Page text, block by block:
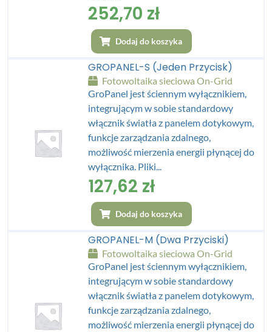
252,70 zł
Dodaj do koszyka
GROPANEL-S (jeden Przycisk)
Fotowoltaika sieciowa On-Grid
GroPanel jest ściennym wyłącznikiem,
integrującym w sobie standardowy
włącznik światła z panelem dotykowym,
funkcje zarządzania zdalnego,
możliwość mierzenia energii płynącej do
wyłącznika. Pliki...
127,62 zł
Dodaj do koszyka
GROPANEL-M (dwa Przyciski)
Fotowoltaika sieciowa On-Grid
GroPanel jest ściennym wyłącznikiem,
integrującym w sobie standardowy
włącznik światła z panelem dotykowym,
funkcje zarządzania zdalnego,
możliwość mierzenia energii płynącej do